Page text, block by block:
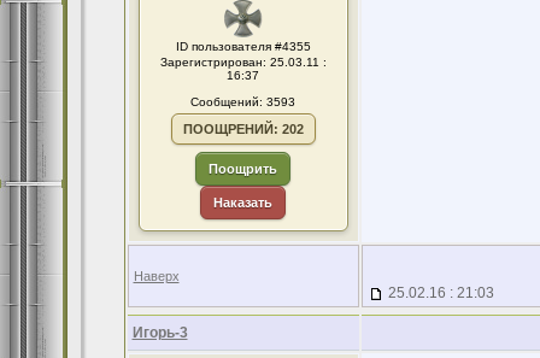
ID пользователя #4355
Зарегистрирован: 25.03.11 :
16:37
Сообщений: 3593
ПООЩРЕНИЙ: 202
Поощрить
Наказать
Наверх
25.02.16 : 21:03
Игорь-3